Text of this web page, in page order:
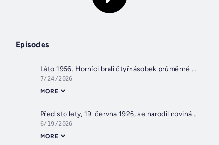
Episodes
Léto 1956. Horníci brali čtyřnásobek průměrné mzdy a proces se Slánským byl stále tabu
7/24/2026
MORE
Před sto lety, 19. června 1926, se narodil novinář a publicista Jiří Ješ
6/19/2026
MORE